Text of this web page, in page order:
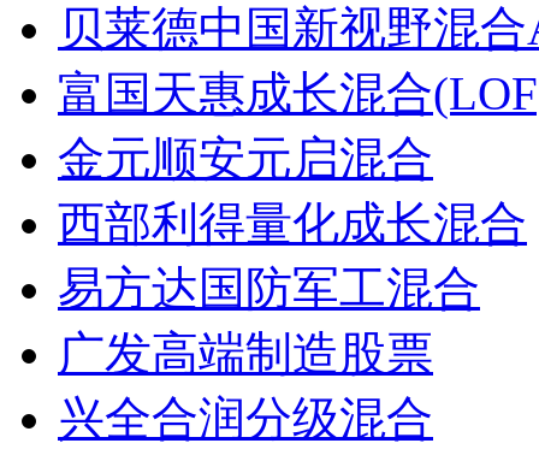
贝莱德中国新视野混
富国天惠成长混合
金元顺安元启混合
西部利得量化成长混合
易方达国防军工混合
广发高端制造股票
兴全合润分级混合